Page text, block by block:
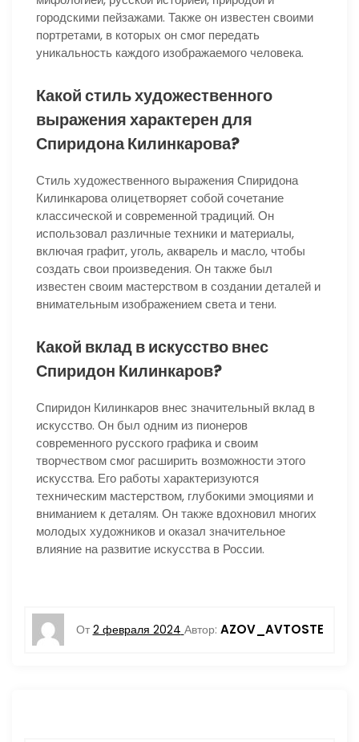
городскими пейзажами. Также он известен своими
портретами, в которых он смог передать
уникальность каждого изображаемого человека.
Какой стиль художественного
выражения характерен для
Спиридона Килинкарова?
Стиль художественного выражения Спиридона
Килинкарова олицетворяет собой сочетание
классической и современной традиций. Он
использовал различные техники и материалы,
включая графит, уголь, акварель и масло, чтобы
создать свои произведения. Он также был
известен своим мастерством в создании деталей и
внимательным изображением света и тени.
Какой вклад в искусство внес
Спиридон Килинкаров?
Спиридон Килинкаров внес значительный вклад в
искусство. Он был одним из пионеров
современного русского графика и своим
творчеством смог расширить возможности этого
искусства. Его работы характеризуются
техническим мастерством, глубокими эмоциями и
вниманием к деталям. Он также вдохновил многих
молодых художников и оказал значительное
влияние на развитие искусства в России.
От 2 февраля 2024 Автор: AZOV_AVTOSTE